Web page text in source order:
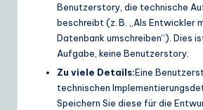
Benutzerstory, die technische
beschreibt (z. B. „Als Entwickler
Datenbank umschreiben“). Dies
Aufgabe, keine Benutzerstory.
Zu viele Details:Eine
technischen
Speichern Sie diese für die